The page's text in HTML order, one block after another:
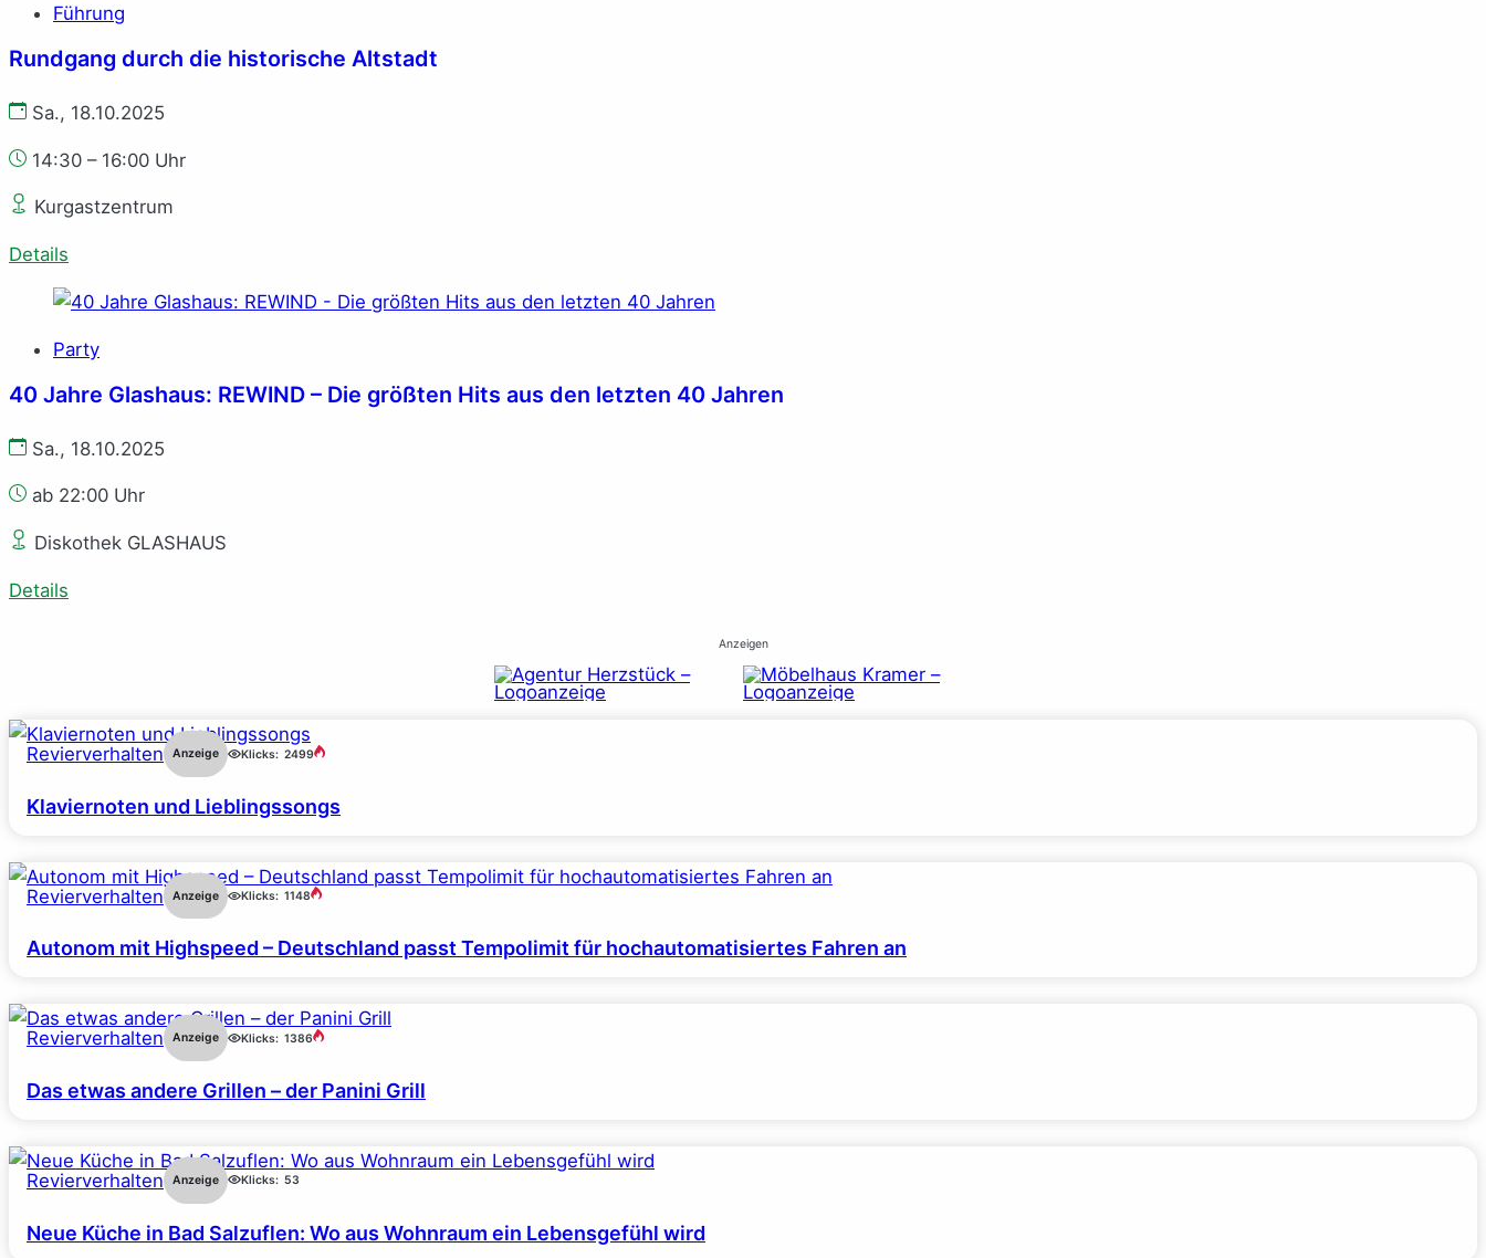
Führung
Rundgang durch die historische Altstadt
Sa., 18.10.2025
14:30 – 16:00 Uhr
Kurgastzentrum
Details
Party
40 Jahre Glashaus: REWIND – Die größten Hits aus den letzten 40 Jahren
Sa., 18.10.2025
ab 22:00 Uhr
Diskothek GLASHAUS
Details
Anzeigen
Revierverhalten Anzeige Klicks: 2499
Klaviernoten und Lieblingssongs
Revierverhalten Anzeige Klicks: 1148
Autonom mit Highspeed – Deutschland passt Tempolimit für hochautomatisiertes Fahren an
Revierverhalten Anzeige Klicks: 1386
Das etwas andere Grillen – der Panini Grill
Revierverhalten Anzeige Klicks: 53
Neue Küche in Bad Salzuflen: Wo aus Wohnraum ein Lebensgefühl wird